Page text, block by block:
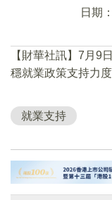
日期：
【財華社訊】7月9
穩就業政策支持力度
就業支持